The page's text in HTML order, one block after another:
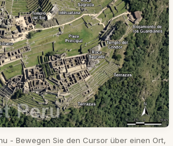
- Bewegen Sie den Cursor über einen Ort,